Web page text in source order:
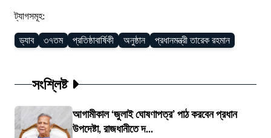
ট্যাগসমূহ:
ড্যাব ৩৭তম প্রতিষ্ঠাবার্ষিকী অনুষ্ঠান প্রধানমন্ত্রী তারেক রহমান
সংশ্লিষ্ট
আগামীকাল ‘জুলাই ঘোষণাপত্র’ পাঠ করবেন প্রধান
উপদেষ্টা, রাজধানীতে দ...